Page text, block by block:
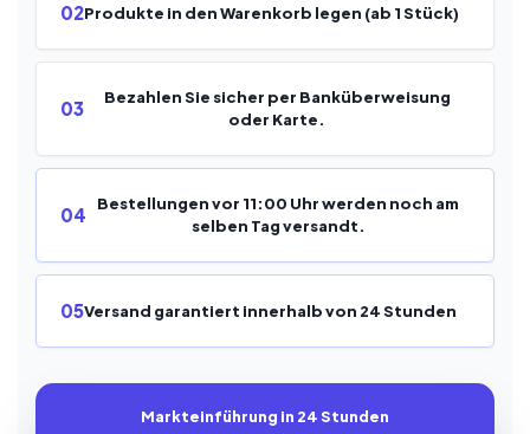
02Produkte in den Warenkorb legen (ab 1 Stück)
03
Bezahlen Sie sicher per Banküberweisung
oder Karte.
04
Bestellungen vor 11:00 Uhr werden noch am
selben Tag versandt.
05Versand garantiert innerhalb von 24 Stunden
Markteinführung in 24 Stunden